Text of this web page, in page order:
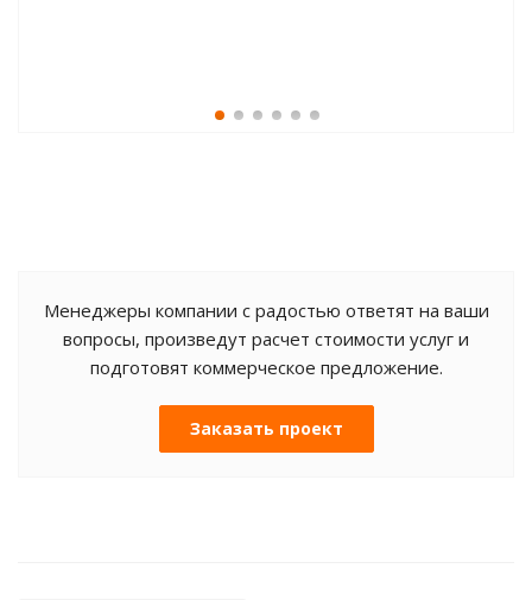
Менеджеры компании с радостью ответят на ваши
вопросы, произведут расчет стоимости услуг и
подготовят коммерческое предложение.
Заказать проект